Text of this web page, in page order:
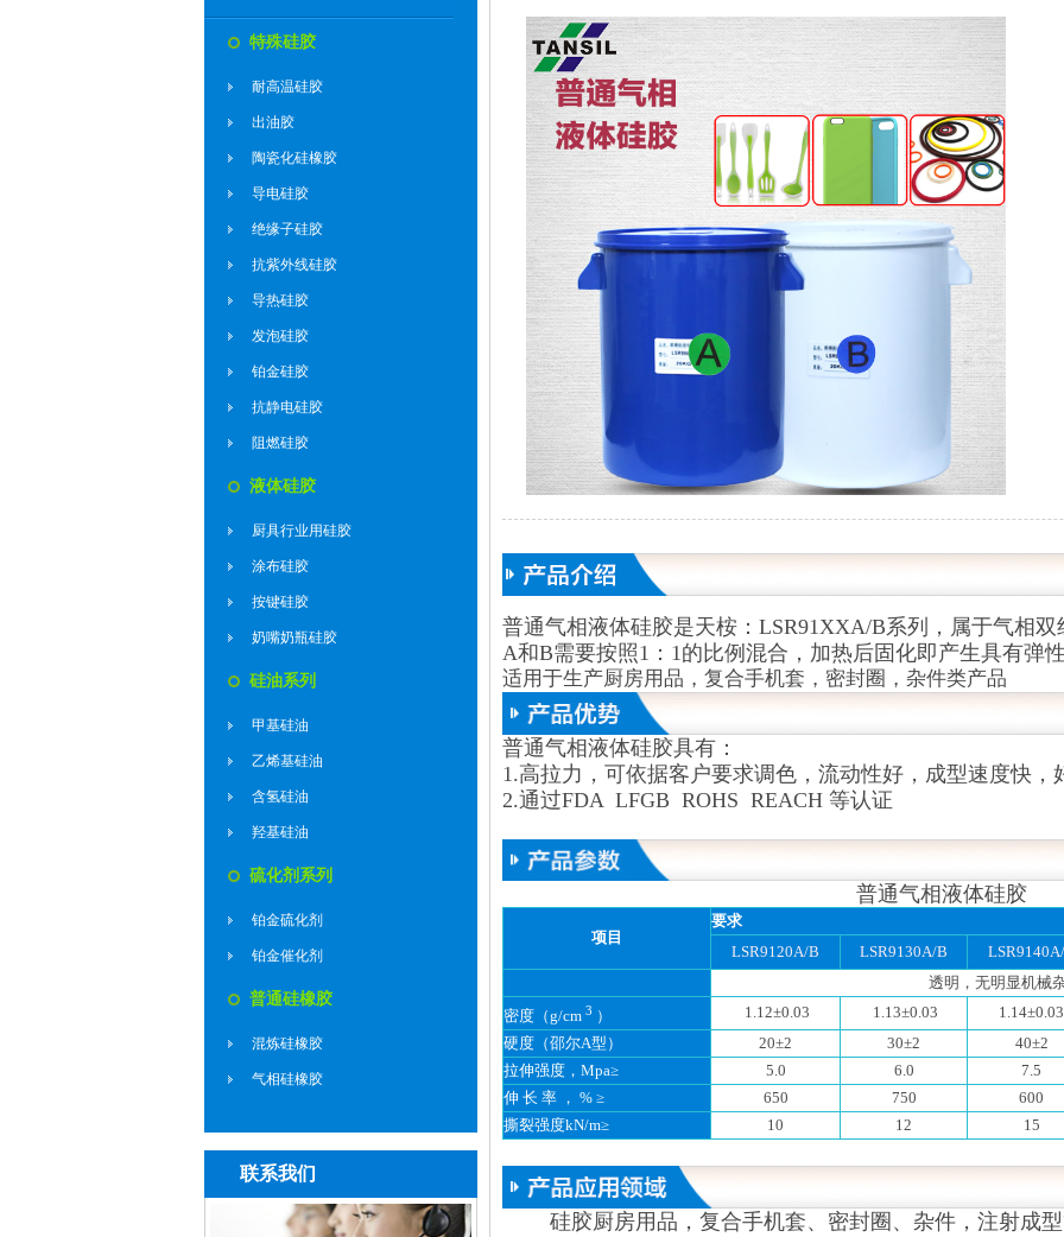
厨具行业用硅胶
特殊硅胶
耐高温硅胶
出油胶
陶瓷化硅橡胶
导电硅胶
绝缘子硅胶
抗紫外线硅胶
导热硅胶
发泡硅胶
铂金硅胶
抗静电硅胶
阻燃硅胶
液体硅胶
厨具行业用硅胶
涂布硅胶
按键硅胶
奶嘴奶瓶硅胶
硅油系列
甲基硅油
乙烯基硅油
含氢硅油
羟基硅油
硫化剂系列
铂金硫化剂
铂金催化剂
普通硅橡胶
混炼硅橡胶
气相硅橡胶
联系我们
普通气相液体硅胶是天桉：LSR91XXA/B系列，属于气相
A和B需要按照1：1的比例混合，加热后固化即产生具有弹
适用于生产厨房用品，复合手机套，密封圈，杂件类产品
普通气相液体硅胶具有：
1.高拉力，可依据客户要求调色，流动性好，成型速度快，
2.通过FDA LFGB ROHS REACH 等认证
普通气相液体硅胶
项目
要求
LSR9120A/B
LSR9130A/B
透明，无明显机械
密度（g/cm 3 ） 1.12±0.03 1.13±0.03
1.14±0.03
硬度（邵尔A型）
20±2 30±2
40±2
拉伸强度，Mpa≥
5.0 6.0
7.5
伸 长 率 ， % ≥
650 750
600
撕裂强度kN/m≥
10 12 15
硅胶厨房用品，复合手机套、密封圈、杂件，注射成